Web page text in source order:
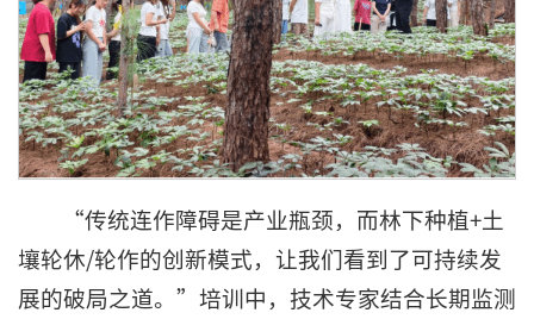
“传统连作障碍是产业瓶颈，而林下种植+土
壤轮休/轮作的创新模式，让我们看到了可持续发
展的破局之道。”培训中，技术专家结合长期监测